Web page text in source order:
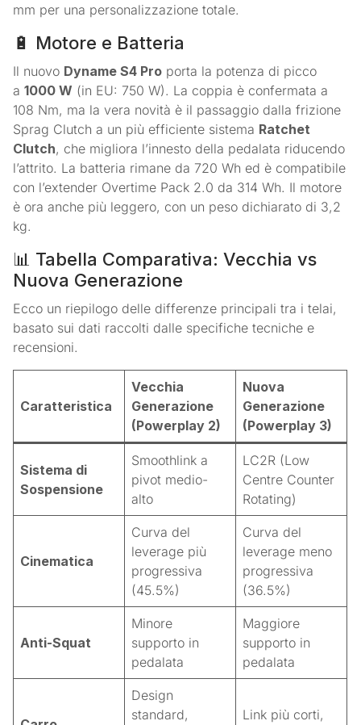
mm per una personalizzazione totale.
🔋 Motore e Batteria
Il nuovo Dyname S4 Pro porta la potenza di picco
a1000 W (in EU: 750 W). La coppia è confermata a
108 Nm, ma la vera novità è il passaggio dalla frizione
Sprag Clutch a un più efficiente sistema Ratchet
Clutch, che migliora l’innesto della pedalata riducendo
l’attrito. La batteria rimane da 720 Wh ed è compatibile
con l’extender Overtime Pack 2.0 da 314 Wh. Il motore
è ora anche più leggero, con un peso dichiarato di 3,2
kg.
📊 Tabella Comparativa: Vecchia vs
Nuova Generazione
Ecco un riepilogo delle differenze principali tra i telai,
basato sui dati raccolti dalle specifiche tecniche e
recensioni.
Caratteristica
Vecchia
Generazione
(Powerplay 2)
Nuova
Generazione
(Powerplay 3)
Sistema di
Sospensione
Smoothlink a
pivot medio-
alto
LC2R (Low
Centre Counter
Rotating)
Cinematica
Curva del
leverage più
progressiva
(45.5%)
Curva del
leverage meno
progressiva
(36.5%)
Anti-Squat
Minore
supporto in
pedalata
Maggiore
supporto in
pedalata
Design
standard,
Link più corti,